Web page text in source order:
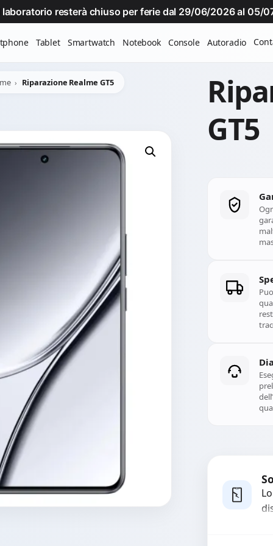
laboratorio resterà chiuso per ferie dal 29/06/2026 al 05/
Tablet Smartwatch Notebook Console Autoradio
Riparazione Realme GT5
GT5